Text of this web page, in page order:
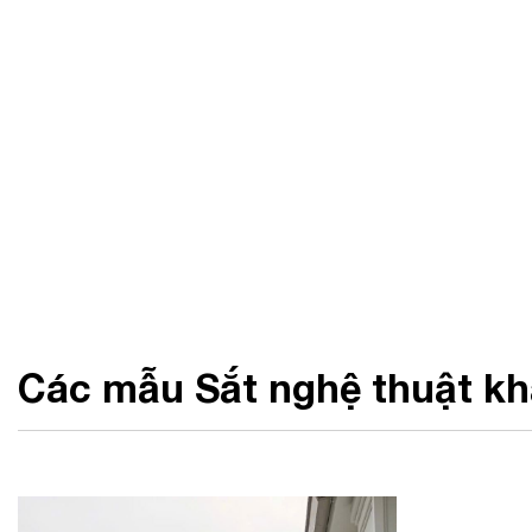
Các mẫu Sắt nghệ thuật